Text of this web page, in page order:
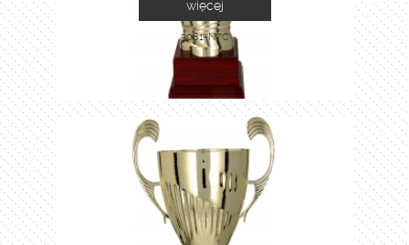
3081-N/C
więcej